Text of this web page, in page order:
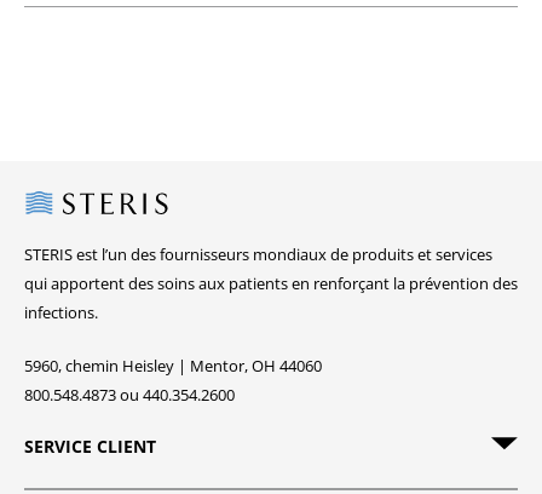
Steris
STERIS est l’un des fournisseurs mondiaux de produits et services
qui apportent des soins aux patients en renforçant la prévention des
infections.
5960, chemin Heisley | Mentor, OH 44060
800.548.4873 ou 440.354.2600
SERVICE CLIENT